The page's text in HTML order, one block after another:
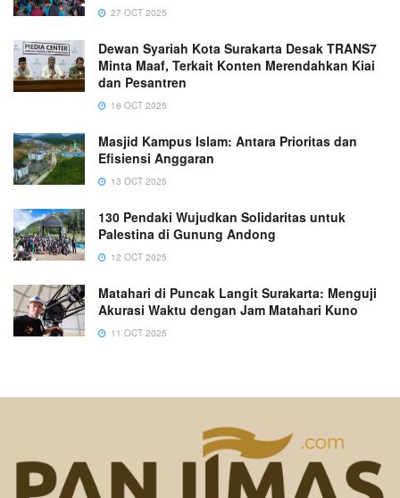
27 OCT 2025
Dewan Syariah Kota Surakarta Desak TRANS7
Minta Maaf, Terkait Konten Merendahkan Kiai
dan Pesantren
16 OCT 2025
Masjid Kampus Islam: Antara Prioritas dan
Efisiensi Anggaran
13 OCT 2025
130 Pendaki Wujudkan Solidaritas untuk
Palestina di Gunung Andong
12 OCT 2025
Matahari di Puncak Langit Surakarta: Menguji
Akurasi Waktu dengan Jam Matahari Kuno
11 OCT 2025